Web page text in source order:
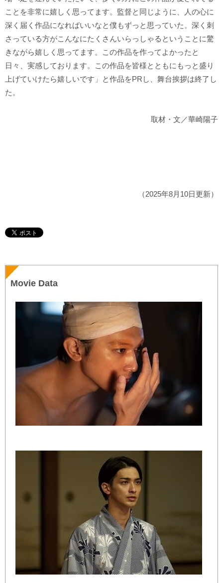
ことを非常に嬉しく思ってます。監督と同じように、人の心に
深く届く作品になればいいなと僕もずっと思っていた。深く刺
さっている方がこんなにたくさんいらっしゃるということに驚
きながら嬉しく思ってます。この作品を作ってよかったと
日々、実感しております。この作品を皆様とともにもっと盛り
上げていけたら嬉しいです」と作品をPRし、舞台挨拶は終了し
た。
取材・文／華崎陽子
（2025年8月10日更新）
Movie Data